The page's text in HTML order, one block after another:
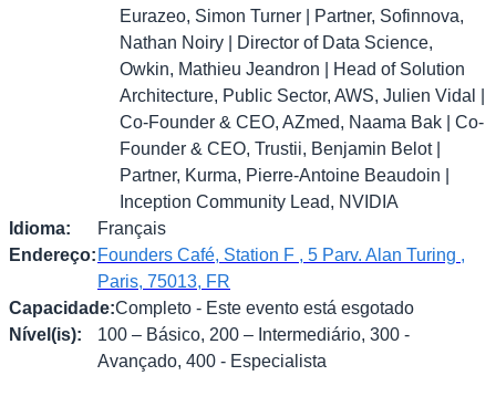
Eurazeo, Simon Turner | Partner, Sofinnova,
Nathan Noiry | Director of Data Science,
Owkin, Mathieu Jeandron | Head of Solution
Architecture, Public Sector, AWS, Julien Vidal |
Co-Founder & CEO, AZmed, Naama Bak | Co-
Founder & CEO, Trustii, Benjamin Belot |
Partner, Kurma, Pierre-Antoine Beaudoin |
Inception Community Lead, NVIDIA
Idioma:
Français
Endereço: Founders Café, Station F , 5 Parv. Alan Turing ,
Paris, 75013, FR
Capacidade:Completo - Este evento está esgotado
Nível(is):
100 – Básico, 200 – Intermediário, 300 -
Avançado, 400 - Especialista